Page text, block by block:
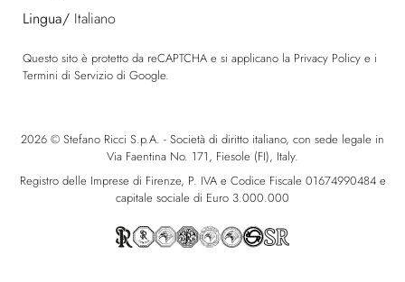
Lingua/ Italiano
Questo sito è protetto da reCAPTCHA e si applicano la Privacy Policy e i
Termini di Servizio di Google.
2026 © Stefano Ricci S.p.A. - Società di diritto italiano, con sede legale in
Via Faentina No. 171, Fiesole (FI), Italy.
Registro delle Imprese di Firenze, P. IVA e Codice Fiscale 01674990484 e
capitale sociale di Euro 3.000.000